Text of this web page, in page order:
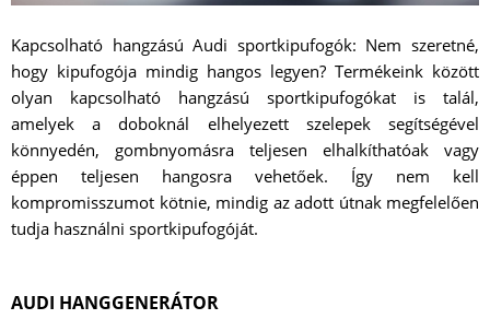
Kapcsolható hangzású Audi sportkipufogók: Nem szeretné,
hogy kipufogója mindig hangos legyen? Termékeink között
olyan kapcsolható hangzású sportkipufogókat is talál,
amelyek a doboknál elhelyezett szelepek segítségével
könnyedén, gombnyomásra teljesen elhalkíthatóak vagy
éppen teljesen hangosra vehetőek. Így nem kell
kompromisszumot kötnie, mindig az adott útnak megfelelően
tudja használni sportkipufogóját.
AUDI HANGGENERÁTOR